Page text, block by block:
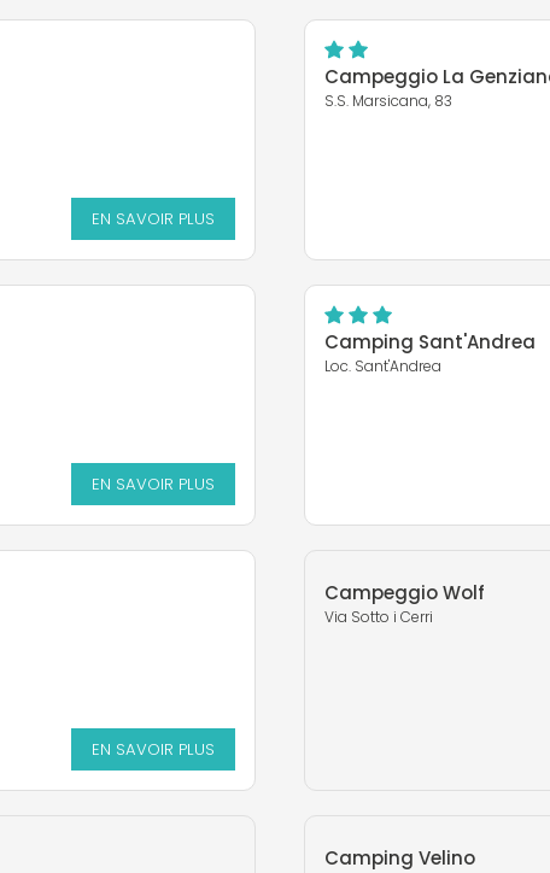
EN SAVOIR PLUS
Campeggio La
S.S. Marsicana, 83
EN SAVOIR PLUS
Camping Sant'Andrea
Loc. Sant'Andrea
EN SAVOIR PLUS
Campeggio Wolf
Via Sotto i Cerri
Camping Velino